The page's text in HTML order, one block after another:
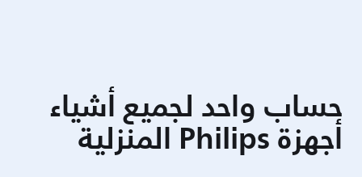
حساب واحد لجميع أشياء
أجهزة Philips المنزلية